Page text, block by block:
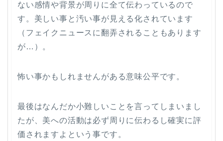
ない感情や背景が周りに全て伝わっているので
す。美しい事と汚い事が見える化されています
（フェイクニュースに翻弄されることもあります
が…）。
怖い事かもしれませんがある意味公平です。
最後はなんだか小難しいことを言ってしまいまし
たが、美への活動は必ず周りに伝わるし確実に評
価されますよという事です。